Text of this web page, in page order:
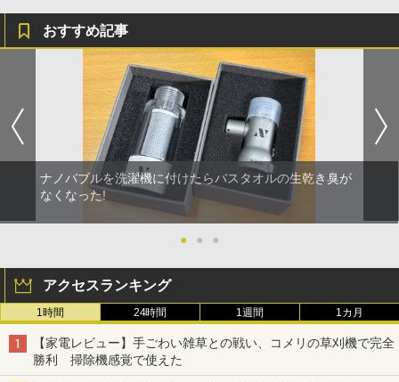
おすすめ記事
ナノバブルを洗濯機に付けたらバスタオルの生乾き臭が
なくなった!
● ● ●
アクセスランキング
1時間 24時間 1週間 1カ月
【家電レビュー】手ごわい雑草との戦い、コメリの草刈機で完全
勝利 掃除機感覚で使えた